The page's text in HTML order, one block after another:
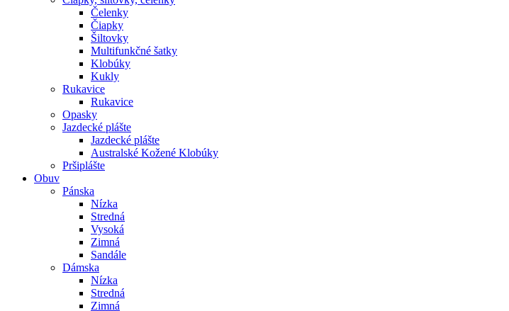
Čelenky
Čiapky
Šiltovky
Multifunkčné šatky
Klobúky
Kukly
Rukavice
Rukavice
Opasky
Jazdecké plášte
Jazdecké plášte
Australské Kožené Klobúky
Pršiplášte
Obuv
Pánska
Nízka
Stredná
Vysoká
Zimná
Sandále
Dámska
Nízka
Stredná
Zimná